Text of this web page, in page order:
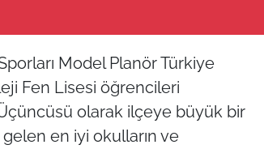
Model Planör Türkiye
Fen Lisesi öğrencileri
olarak ilçeye büyük bir
en iyi okulların ve